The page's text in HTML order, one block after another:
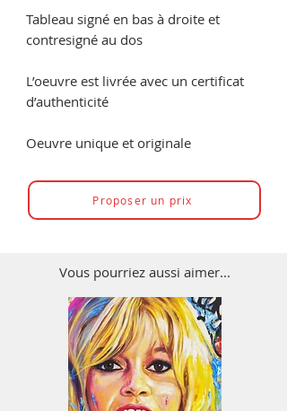
Tableau signé en bas à droite et
contresigné au dos
L’oeuvre est livrée avec un certificat
d’authenticité
Oeuvre unique et originale
Proposer un prix
Vous pourriez aussi aimer...